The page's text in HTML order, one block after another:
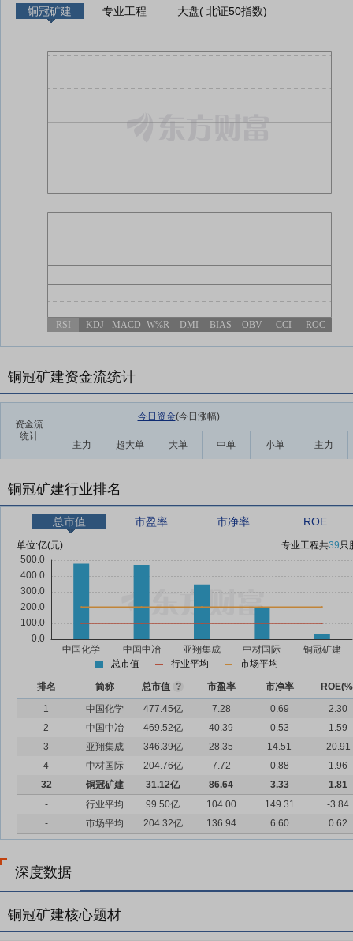
铜冠矿建 专业工程 大盘( 北证50指数)
RSI KDJ MACD W%R DMI BIAS OBV CCI ROC
铜冠矿建资金流统计
资金流
统计
今日资金(今日涨幅)
主力 超大单 大单 中单 小单 主力
铜冠矿建行业排名
总市值 市盈率 市净率 ROE
单位:亿(元) 专业工程共39只
总市值 行业平均 市场平均
排名 简称 总市值 ? 市盈率 市净率
1
中国化学 477.45亿 7.28 0.69
2.30
2
中国中冶 469.52亿 40.39 0.53
1.59
3
亚翔集成 346.39亿 28.35 14.51
20.91
4
中材国际 204.76亿 7.72 0.88
1.96
32
铜冠矿建 31.12亿 86.64 3.33
1.81
-
行业平均 99.50亿 104.00 149.31
-3.84
-
市场平均 204.32亿 136.94 6.60 0.62
深度数据
铜冠矿建核心题材